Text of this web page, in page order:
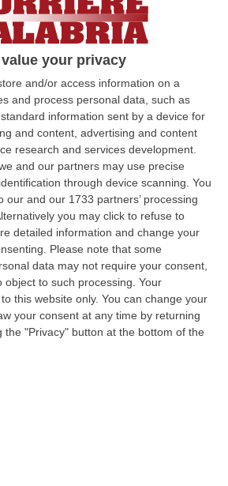
value your privacy
and/or access information on a
and process personal data, such as
information sent by a device for
and content, advertising and content
research and services development.
and our partners may use precise
through device scanning. You
our and our 1733 partners’ processing
you may click to refuse to
detailed information and change your
Please note that some
data may not require your consent,
object to such processing. Your
this website only. You can change your
your consent at any time by returning
the "Privacy" button at the bottom of the
della Calabria” su Google News
il totale dei tamponi
3181153 (+3.748). Le
positive al Coronavirus
rispetto a ieri.
giornalieri relativi
19 comunicati dai
delle Asp della
Territorialmente, dall’inizio
positivi sono così